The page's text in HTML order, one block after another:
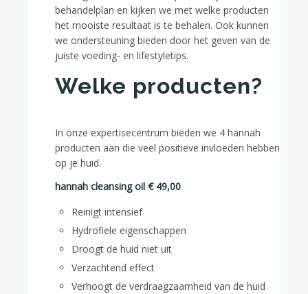
behandelplan en kijken we met welke producten
het mooiste resultaat is te behalen. Ook kunnen
we ondersteuning bieden door het geven van de
juiste voeding- en lifestyletips.
Welke producten?
In onze expertisecentrum bieden we 4 hannah
producten aan die veel positieve invloeden hebben
op je huid.
hannah cleansing oil € 49,00
Reinigt intensief
Hydrofiele eigenschappen
Droogt de huid niet uit
Verzachtend effect
Verhoogt de verdraagzaamheid van de huid